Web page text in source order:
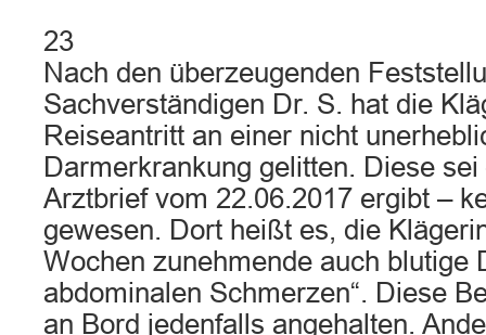
23
Nach den überzeugenden
Sachverständigen Dr. S. hat die
Reiseantritt an einer nicht
Darmerkrankung gelitten. Diese
Arztbrief vom 22.06.2017 ergibt –
gewesen. Dort heißt es, die
Wochen zunehmende auch blutige
abdominalen Schmerzen“. Diese
an Bord jedenfalls angehalten.